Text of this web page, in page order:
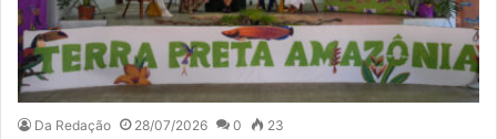
Da Redação 28/07/2026 0 23